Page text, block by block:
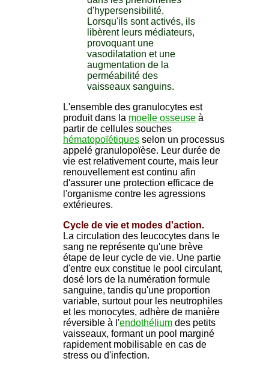
d'hypersensibilité.
Lorsqu'ils sont activés, ils
libèrent leurs médiateurs,
provoquant une
vasodilatation et une
augmentation de la
perméabilité des
vaisseaux sanguins.
L'ensemble des granulocytes est
produit dans la moelle osseuse à
partir de cellules souches
hématopoïétiques selon un processus
appelé granulopoïèse. Leur durée de
vie est relativement courte, mais leur
renouvellement est continu afin
d'assurer une protection efficace de
l'organisme contre les agressions
extérieures.
Cycle de vie et modes d'action.
La circulation des leucocytes dans le
sang ne représente qu'une brève
étape de leur cycle de vie. Une partie
d'entre eux constitue le pool circulant,
dosé lors de la numération formule
sanguine, tandis qu'une proportion
variable, surtout pour les neutrophiles
et les monocytes, adhère de manière
réversible à l'endothélium des petits
vaisseaux, formant un pool marginé
rapidement mobilisable en cas de
stress ou d'infection.